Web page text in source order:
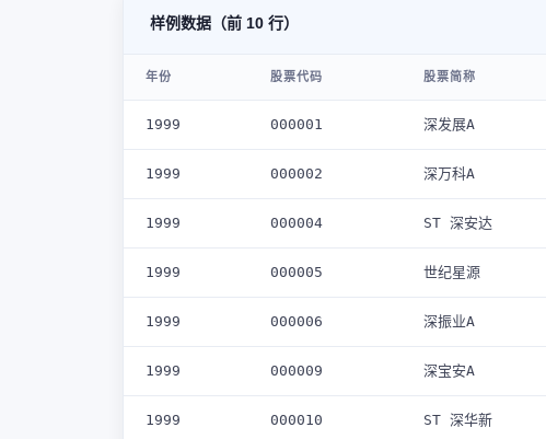
样例数据（前 10 行）
年份 股票代码 股票简称
1999 000001 深发展A
1999 000002 深万科A
1999 000004 ST 深安达
1999 000005 世纪星源
1999 000006 深振业A
1999 000009 深宝安A
1999 000010 ST 深华新